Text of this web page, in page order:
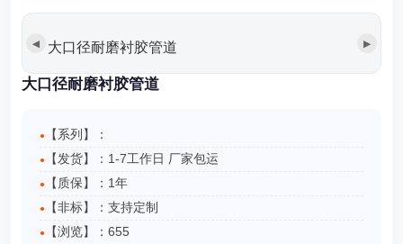
◀ 大口径耐磨衬胶管道 ▶
大口径耐磨衬胶管道
【系列】：
【发货】：1-7工作日 厂家包运
【质保】：1年
【非标】：支持定制
【浏览】： 655